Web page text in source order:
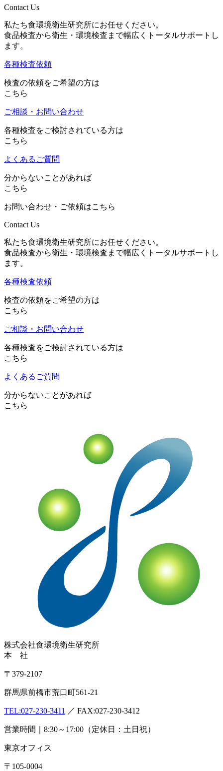
Contact Us
私たち食環境衛生研究所にお任せください。
食品検査から衛生・環境検査まで幅広くトータルサポートし
ます。
各種検査依頼
検査の依頼をご希望の方は
こちら
ご相談・お問い合わせ
各種検査をご検討されている方は
こちら
よくあるご質問
分からないことがあれば
こちら
お問い合わせ・ご依頼はこちら
Contact Us
私たち食環境衛生研究所にお任せください。
食品検査から衛生・環境検査まで幅広くトータルサポートし
ます。
各種検査依頼
検査の依頼をご希望の方は
こちら
ご相談・お問い合わせ
各種検査をご検討されている方は
こちら
よくあるご質問
分からないことがあれば
こちら
株式会社食環境衛生研究所
本 社
〒379-2107
群馬県前橋市荒口町561-21
TEL:027-230-3411 ／ FAX:027-230-3412
営業時間｜8:30～17:00（定休日：土日祝）
東京オフィス
〒105-0004